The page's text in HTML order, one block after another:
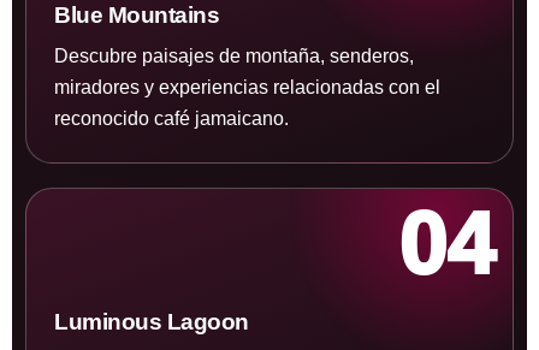
Blue Mountains
Descubre paisajes de montaña, senderos,
miradores y experiencias relacionadas con el
reconocido café jamaicano.
04
Luminous Lagoon